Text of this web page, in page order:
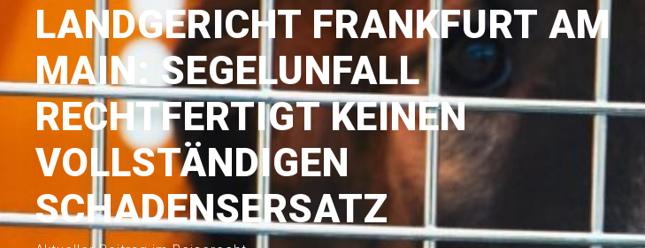
LANDGERICHT FRANKFURT AM
MAIN: SEGELUNFALL
RECHTFERTIGT KEINEN
VOLLSTÄNDIGEN
SCHADENSERSATZ